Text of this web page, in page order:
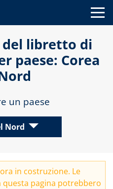
libretto di
paese: Corea
un paese
Nord
in costruzione. Le
pagina potrebbero